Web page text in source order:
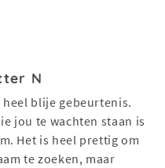
N
heel blije gebeurtenis.
jou te wachten staan is
Het is heel prettig om
te zoeken, maar